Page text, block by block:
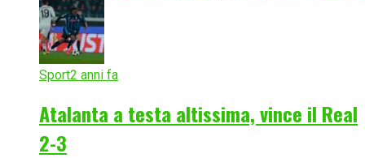
Sport2 anni fa
Atalanta a testa altissima, vince il Real
2-3